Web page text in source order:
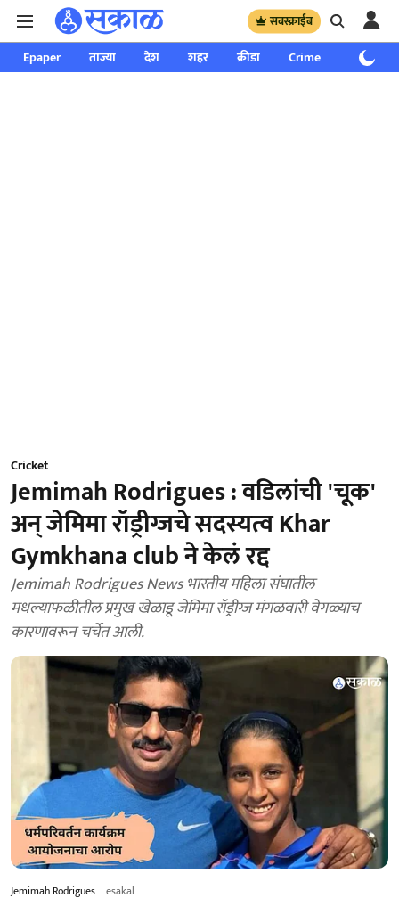
सबस्क्राईब
Epaper ताज्या देश शहर क्रीडा Crime साप्ताहिक
Cricket
Jemimah Rodrigues : वडिलांची 'चूक'
अन् जेमिमा रॉड्रीग्जचे सदस्यत्व Khar
Gymkhana club ने केलं रद्द
Jemimah Rodrigues News भारतीय महिला संघातील
मधल्याफळीतील प्रमुख खेळाडू जेमिमा रॉड्रीग्ज मंगळवारी वेगळ्याच
कारणावरून चर्चेत आली.
Jemimah Rodrigues esakal